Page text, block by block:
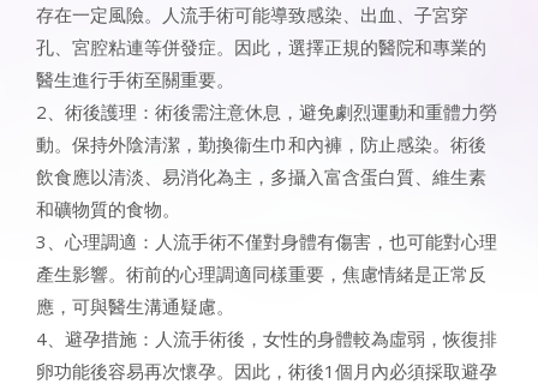
存在一定風險。人流手術可能導致感染、出血、子宮穿
孔、宮腔粘連等併發症。因此，選擇正規的醫院和專業的
醫生進行手術至關重要。
2、術後護理：術後需注意休息，避免劇烈運動和重體力勞
動。保持外陰清潔，勤換衞生巾和內褲，防止感染。術後
飲食應以清淡、易消化為主，多攝入富含蛋白質、維生素
和礦物質的食物。
3、心理調適：人流手術不僅對身體有傷害，也可能對心理
產生影響。術前的心理調適同樣重要，焦慮情緒是正常反
應，可與醫生溝通疑慮。
4、避孕措施：人流手術後，女性的身體較為虛弱，恢復排
卵功能後容易再次懷孕。因此，術後1個月內必須採取避孕